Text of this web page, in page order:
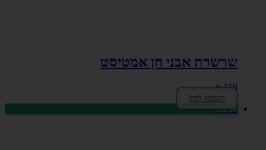
שרשרת אבני חן אמטיסט
₪159
הוספה לסל
NEW